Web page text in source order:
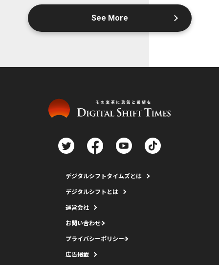
See More
デジタルシフトタイムズとは
デジタルシフトとは
運営会社
お問い合わせ
プライバシーポリシー
広告掲載